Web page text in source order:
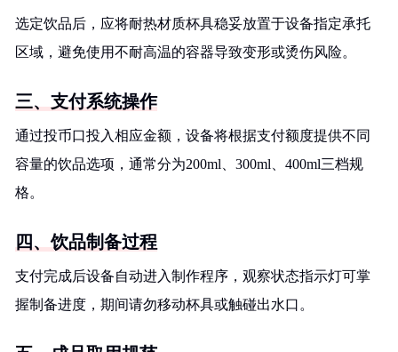
选定饮品后，应将耐热材质杯具稳妥放置于设备指定承托
区域，避免使用不耐高温的容器导致变形或烫伤风险。
三、支付系统操作
通过投币口投入相应金额，设备将根据支付额度提供不同
容量的饮品选项，通常分为200ml、300ml、400ml三档规
格。
四、饮品制备过程
支付完成后设备自动进入制作程序，观察状态指示灯可掌
握制备进度，期间请勿移动杯具或触碰出水口。